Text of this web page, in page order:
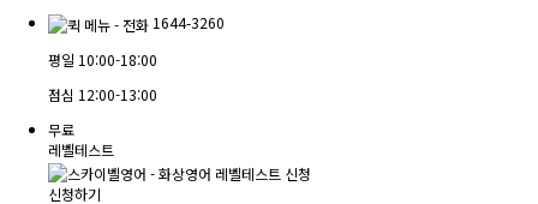
1644-3260
평일 10:00-18:00
점심 12:00-13:00
무료
레벨테스트
신청하기